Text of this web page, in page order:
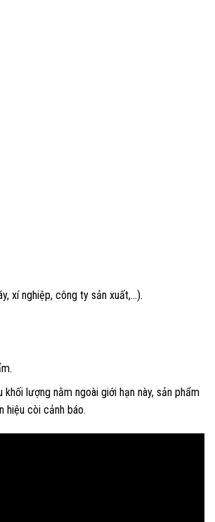
xí nghiệp, công ty sản xuất,…).
lượng nằm ngoài giới hạn này, sản phẩm
hiệu còi cảnh báo.